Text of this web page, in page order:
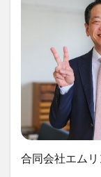
合同会社エムリ